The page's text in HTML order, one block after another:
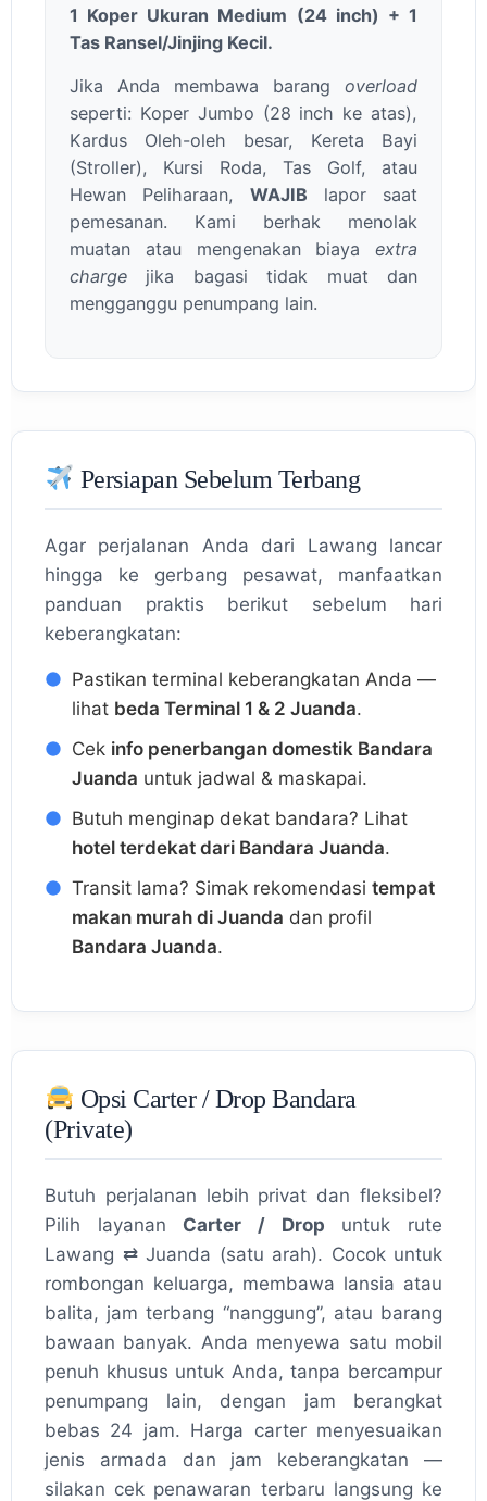
1 Koper Ukuran Medium (24 inch) + 1
Tas Ransel/Jinjing Kecil.
Jika Anda membawa barang overload
seperti: Koper Jumbo (28 inch ke atas),
Kardus Oleh-oleh besar, Kereta Bayi
(Stroller), Kursi Roda, Tas Golf, atau
Hewan Peliharaan, WAJIB lapor saat
pemesanan. Kami berhak menolak
muatan atau mengenakan biaya extra
charge jika bagasi tidak muat dan
mengganggu penumpang lain.
Persiapan Sebelum Terbang
Agar perjalanan Anda dari Lawang lancar
hingga ke gerbang pesawat, manfaatkan
panduan praktis berikut sebelum hari
keberangkatan:
Pastikan terminal keberangkatan Anda —
lihat beda Terminal 1 & 2 Juanda.
Cek info penerbangan domestik Bandara
Juanda untuk jadwal & maskapai.
Butuh menginap dekat bandara? Lihat
hotel terdekat dari Bandara Juanda.
Transit lama? Simak rekomendasi tempat
makan murah di Juanda dan profil
Bandara Juanda.
Opsi Carter / Drop Bandara
(Private)
Butuh perjalanan lebih privat dan fleksibel?
Pilih layanan Carter / Drop untuk rute
Lawang ⇄ Juanda (satu arah). Cocok untuk
rombongan keluarga, membawa lansia atau
balita, jam terbang “nanggung”, atau barang
bawaan banyak. Anda menyewa satu mobil
penuh khusus untuk Anda, tanpa bercampur
penumpang lain, dengan jam berangkat
bebas 24 jam. Harga carter menyesuaikan
jenis armada dan jam keberangkatan —
silakan cek penawaran terbaru langsung ke